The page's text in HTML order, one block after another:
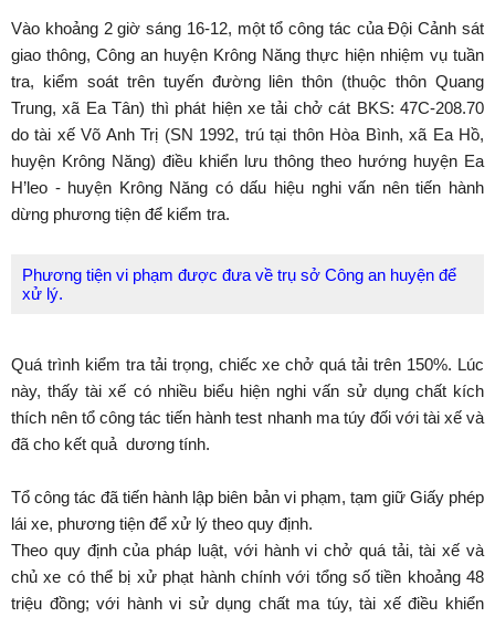
Vào khoảng 2 giờ sáng 16-12, một tổ công tác của Đội Cảnh sát
giao thông, Công an huyện Krông Năng thực hiện nhiệm vụ tuần
tra, kiểm soát trên tuyến đường liên thôn (thuộc thôn Quang
Trung, xã Ea Tân) thì phát hiện xe tải chở cát BKS: 47C-208.70
do tài xế Võ Anh Trị (SN 1992, trú tại thôn Hòa Bình, xã Ea Hồ,
huyện Krông Năng) điều khiển lưu thông theo hướng huyện Ea
H’leo - huyện Krông Năng có dấu hiệu nghi vấn nên tiến hành
dừng phương tiện để kiểm tra.
Phương tiện vi phạm được đưa về trụ sở Công an huyện để
xử lý.
Quá trình kiểm tra tải trọng, chiếc xe chở quá tải trên 150%. Lúc
này, thấy tài xế có nhiều biểu hiện nghi vấn sử dụng chất kích
thích nên tổ công tác tiến hành test nhanh ma túy đối với tài xế và
đã cho kết quả dương tính.
Tổ công tác đã tiến hành lập biên bản vi phạm, tạm giữ Giấy phép
lái xe, phương tiện để xử lý theo quy định.
Theo quy định của pháp luật, với hành vi chở quá tải, tài xế và
chủ xe có thể bị xử phạt hành chính với tổng số tiền khoảng 48
triệu đồng; với hành vi sử dụng chất ma túy, tài xế điều khiển